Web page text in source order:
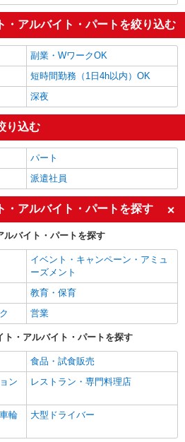
・アルバイト・パートを絞り込む
副業・WワークOK
短時間勤務（1日4h以内）OK
深夜
り込む
パート
派遣社員
・アルバイト・パートを探す
ルバイト・パートを探す
イベント・キャンペーン・アミュ
ーズメント
教育・保育
営業
ト・アルバイト・パートを探す
食品・試食販売
ン
レストラン・専門料理店
輪
大型ドライバー